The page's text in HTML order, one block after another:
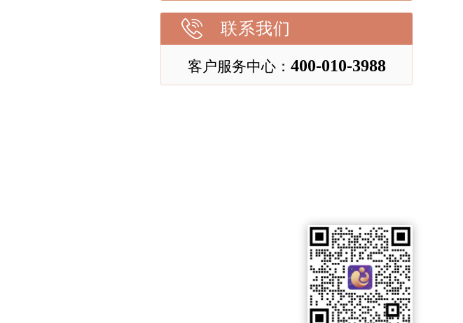
联系我们
客户服务中心： 400-010-3988